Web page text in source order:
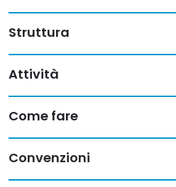
Struttura
Attività
Come fare
Convenzioni